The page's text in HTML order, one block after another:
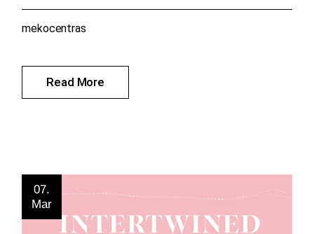
Read More
mekocentras
07.
Mar